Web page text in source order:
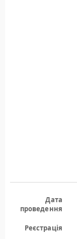
Дата
проведення
Реєстрація